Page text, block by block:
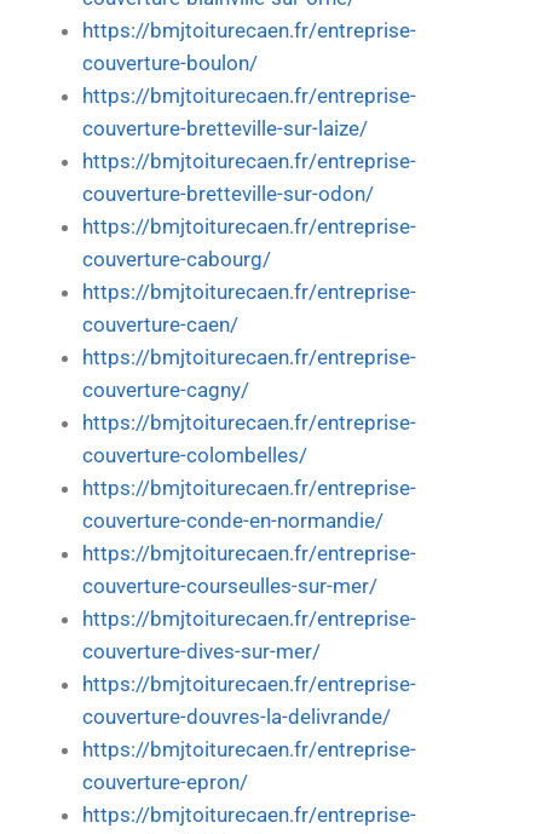
https://bmjtoiturecaen.fr/entreprise-
couverture-boulon/
https://bmjtoiturecaen.fr/entreprise-
couverture-bretteville-sur-laize/
https://bmjtoiturecaen.fr/entreprise-
couverture-bretteville-sur-odon/
https://bmjtoiturecaen.fr/entreprise-
couverture-cabourg/
https://bmjtoiturecaen.fr/entreprise-
couverture-caen/
https://bmjtoiturecaen.fr/entreprise-
couverture-cagny/
https://bmjtoiturecaen.fr/entreprise-
couverture-colombelles/
https://bmjtoiturecaen.fr/entreprise-
couverture-conde-en-normandie/
https://bmjtoiturecaen.fr/entreprise-
couverture-courseulles-sur-mer/
https://bmjtoiturecaen.fr/entreprise-
couverture-dives-sur-mer/
https://bmjtoiturecaen.fr/entreprise-
couverture-douvres-la-delivrande/
https://bmjtoiturecaen.fr/entreprise-
couverture-epron/
https://bmjtoiturecaen.fr/entreprise-